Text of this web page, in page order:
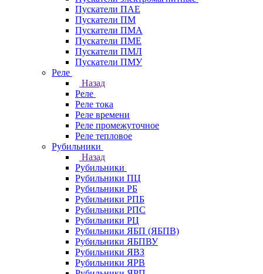
Пускатели ПАЕ
Пускатели ПМ
Пускатели ПМА
Пускатели ПМЕ
Пускатели ПМЛ
Пускатели ПМУ
Реле
Назад
Реле
Реле тока
Реле времени
Реле промежуточное
Реле тепловое
Рубильники
Назад
Рубильники
Рубильники ПЦ
Рубильники РБ
Рубильники РПБ
Рубильники РПС
Рубильники РЦ
Рубильники ЯБП (ЯБПВ)
Рубильники ЯБПВУ
Рубильники ЯВЗ
Рубильники ЯРВ